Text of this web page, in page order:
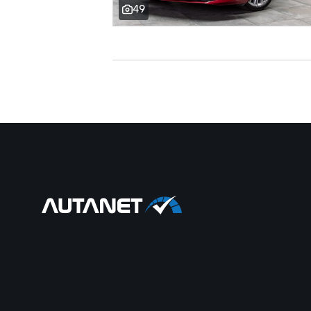
dřevěné obložení
palubní počítač
49